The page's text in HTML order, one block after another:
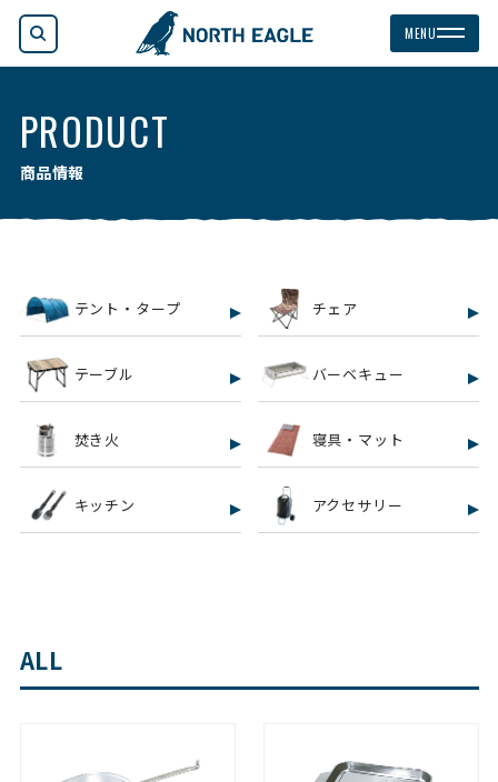
MENU検索
PRODUCT
商品情報
テント・タープ チェア
テーブル バーベキュー
焚き火 寝具・マット
キッチン アクセサリー
ALL